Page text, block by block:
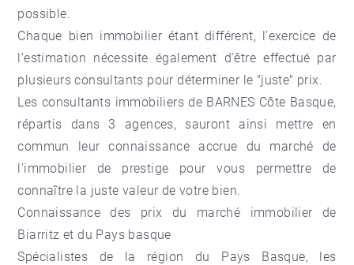
possible.
Chaque bien immobilier étant différent, l’exercice de
l’estimation nécessite également d’être effectué par
plusieurs consultants pour déterminer le "juste" prix.
Les consultants immobiliers de BARNES Côte Basque,
répartis dans 3 agences, sauront ainsi mettre en
commun leur connaissance accrue du marché de
l'immobilier de prestige pour vous permettre de
connaître la juste valeur de votre bien.
Connaissance des prix du marché immobilier de
Biarritz et du Pays basque
Spécialistes de la région du Pays Basque, les